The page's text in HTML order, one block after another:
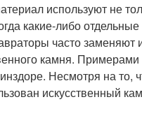
используют не
какие-либо
часто
камня.
Несмотря на то,
искусственный